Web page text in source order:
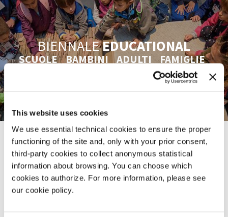
This website uses cookies
We use essential technical cookies to ensure the proper
functioning of the site and, only with your prior consent,
third-party cookies to collect anonymous statistical
information about browsing. You can choose which
cookies to authorize. For more information, please see
our cookie policy.
BIENNALEEDUCATIONAL
SCUOLE BAMBINI ADULTI FAMIGLIE
PROFESSIONISTI AZIENDE UNIVERSITÀ
Anche per il2018 è prevista un’ampia offerta, che si rivolge a singoli e
gruppi di studenti, bambini, adulti, famiglie, professionisti, aziende e
università. Tutte le iniziative puntano sul coinvolgimento attivo dei
partecipanti, sono condotte da operatori selezionati e formati dalla
Biennale e si suddividono inPercorsi GuidatieAttività di
Laboratorio